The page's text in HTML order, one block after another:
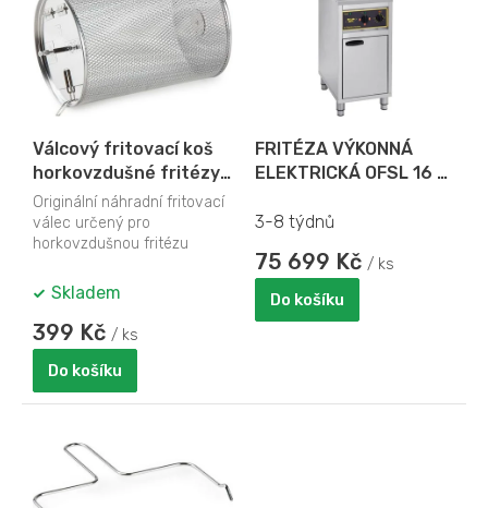
Válcový fritovací koš
horkovzdušné fritézy -
DOMO DO534FR-93
Originální náhradní fritovací
válec určený pro
horkovzdušnou fritézu
není součástí.
Skladem
399 Kč / ks
Do košíku
FRITÉZA VÝKONNÁ
ELEKTRICKÁ OFSL 16 -
OLEJE
3-8 týdnů
75 699 Kč / ks
Do košíku